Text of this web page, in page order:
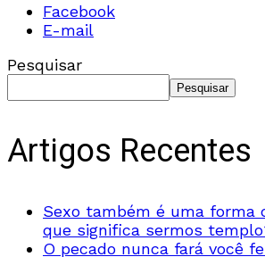
Facebook
E-mail
Pesquisar
Pesquisar
Artigos Recentes
Sexo também é uma forma
que significa sermos
O pecado nunca fará você